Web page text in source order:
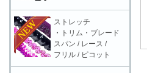
ストレッチ
・トリム・ブレード
スパン / レース /
フリル / ピコット